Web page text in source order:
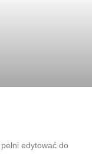
edytować do